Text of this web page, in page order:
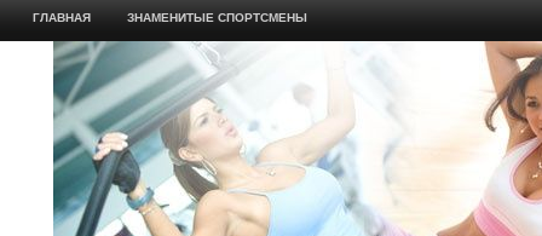
ГЛАВНАЯ ЗНАМЕНИТЫЕ СПОРТСМЕНЫ